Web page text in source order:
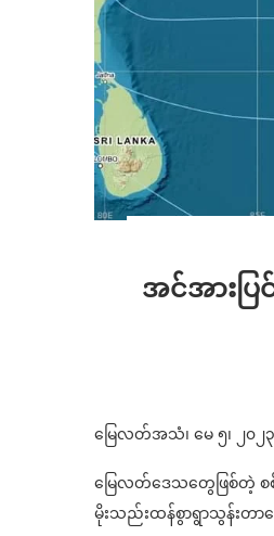
အင်အားပ
မြေလတ်အသံ၊ မေ ၅၊ ၂၀၂၃
မြေလတ်ဒေသတွေဖြစ်တဲ့ စ
မိုးသည်းထန်စွာရွာသွန်းတာ